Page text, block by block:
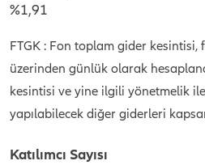
%1,91
FTGK : Fon toplam gider kesintisi,
üzerinden günlük olarak
kesintisi ve yine ilgili yönetmelik
yapılabilecek diğer giderleri
Katılımcı Sayısı